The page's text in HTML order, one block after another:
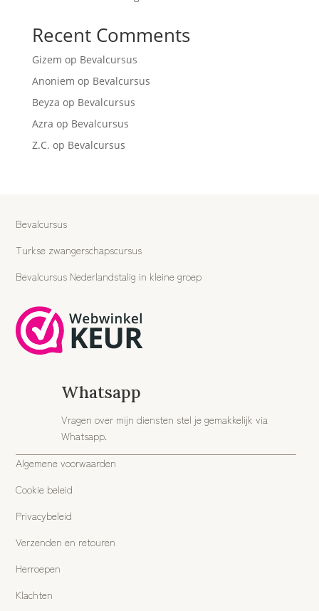
Recent Comments
Gizem op Bevalcursus
Anoniem op Bevalcursus
Beyza op Bevalcursus
Azra op Bevalcursus
Z.C. op Bevalcursus
Bevalcursus
Turkse zwangerschapscursus
Bevalcursus Nederlandstalig in kleine groep
Whatsapp
Vragen over mijn diensten stel je gemakkelijk via
Whatsapp.
Algemene voorwaarden
Cookie beleid
Privacybeleid
Verzenden en retouren
Herroepen
Klachten